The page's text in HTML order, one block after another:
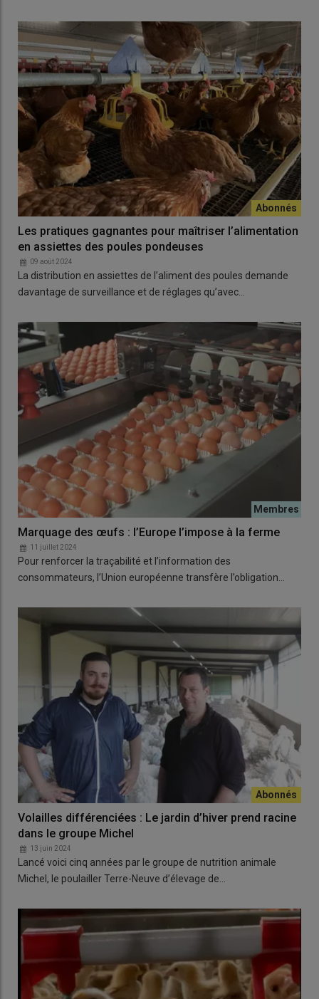
Les pratiques gagnantes pour maîtriser l’alimentation
en assiettes des poules pondeuses
09 août 2024
La distribution en assiettes de l’aliment des poules demande
davantage de surveillance et de réglages qu’avec…
Marquage des œufs : l’Europe l’impose à la ferme
11 juillet 2024
Pour renforcer la traçabilité et l’information des
consommateurs, l’Union européenne transfère l’obligation…
Volailles différenciées : Le jardin d’hiver prend racine
dans le groupe Michel
13 juin 2024
Lancé voici cinq années par le groupe de nutrition animale
Michel, le poulailler Terre-Neuve d’élevage de…